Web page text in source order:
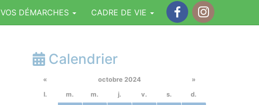
VOS DÉMARCHES
CADRE DE VIE
Calendrier
« octobre 2024
»
l.
m. m. j. v. s.
d.